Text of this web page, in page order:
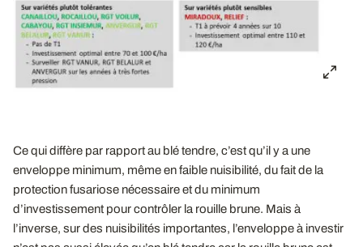
Ce qui diffère par rapport au blé tendre, c’est qu’il y a une
enveloppe minimum, même en faible nuisibilité, du fait de la
protection fusariose nécessaire et du minimum
d’investissement pour contrôler la rouille brune. Mais à
l’inverse, sur des nuisibilités importantes, l’enveloppe à investir